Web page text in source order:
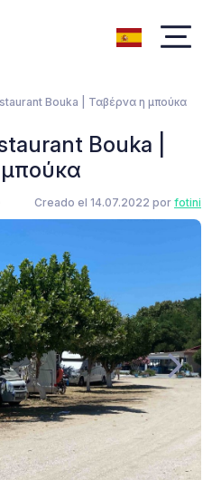
Bouka | Ταβέρνα η μπούκα
Bouka |
Creado el 14.07.2022 por fotini